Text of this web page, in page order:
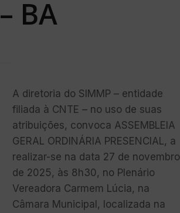
– BA
A diretoria do SIMMP – entidade
filiada à CNTE – no uso de suas
atribuições, convoca ASSEMBLEIA
GERAL ORDINÁRIA PRESENCIAL, a
realizar-se na data 27 de novembro
de 2025, às 8h30, no Plenário
Vereadora Carmem Lúcia, na
Câmara Municipal, localizada na